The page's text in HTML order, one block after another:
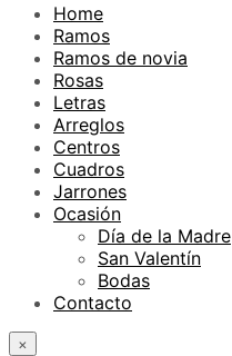
Home
Ramos
Ramos de novia
Rosas
Letras
Arreglos
Centros
Cuadros
Jarrones
Ocasión
Día de la Madre
San Valentín
Bodas
Contacto
×